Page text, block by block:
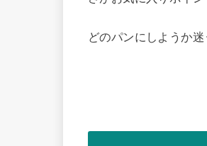
どのパンにしようか